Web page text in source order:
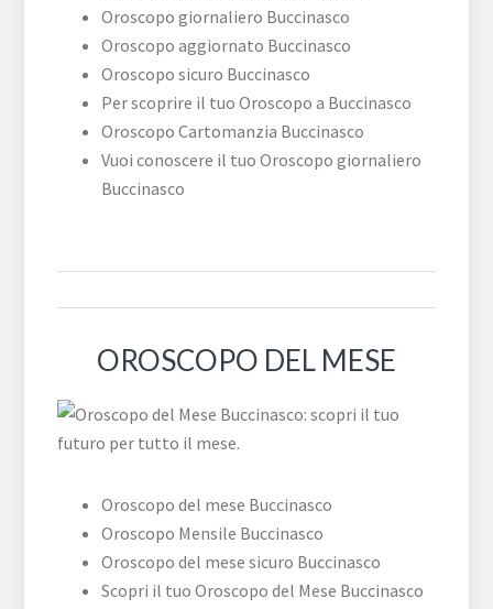
Oroscopo giornaliero Buccinasco
Oroscopo aggiornato Buccinasco
Oroscopo sicuro Buccinasco
Per scoprire il tuo Oroscopo a Buccinasco
Oroscopo Cartomanzia Buccinasco
Vuoi conoscere il tuo Oroscopo giornaliero
Buccinasco
OROSCOPO DEL MESE
Oroscopo del mese Buccinasco
Oroscopo Mensile Buccinasco
Oroscopo del mese sicuro Buccinasco
Scopri il tuo Oroscopo del Mese Buccinasco